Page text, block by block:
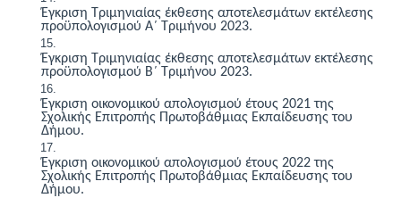
Έγκριση Τριμηνιαίας έκθεσης αποτελεσμάτων εκτέλεσης
προϋπολογισμού Α΄ Τριμήνου 2023.
Έγκριση Τριμηνιαίας έκθεσης αποτελεσμάτων εκτέλεσης
προϋπολογισμού Β΄ Τριμήνου 2023.
Έγκριση οικονομικού απολογισμού έτους 2021 της
Σχολικής Επιτροπής Πρωτοβάθμιας Εκπαίδευσης του
Δήμου.
Έγκριση οικονομικού απολογισμού έτους 2022 της
Σχολικής Επιτροπής Πρωτοβάθμιας Εκπαίδευσης του
Δήμου.